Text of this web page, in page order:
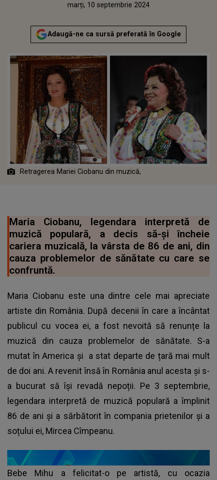
duminică, 10 septembrie 2023
Actualizat:
marți, 10 septembrie 2024
Adaugă-ne ca sursă preferată în Google
Retragerea Mariei Ciobanu din muzică,
Maria Ciobanu, legendara interpretă de
muzică populară, a decis să-și încheie
cariera muzicală, la vârsta de 86 de ani, din
cauza problemelor de sănătate cu care se
confruntă.
Maria Ciobanu este una dintre cele mai apreciate
artiste din România. După decenii în care a încântat
publicul cu vocea ei, a fost nevoită să renunțe la
muzică din cauza problemelor de sănătate. S-a
mutat în America și a stat departe de țară mai mult
de doi ani. A revenit însă în România anul acesta și s-
a bucurat să își revadă nepoții. Pe 3 septembrie,
legendara interpretă de muzică populară a împlinit
86 de ani și a sărbătorit în compania prietenilor și a
soțului ei, Mircea Cîmpeanu.
Bebe Mihu a felicitat-o pe artistă, cu ocazia